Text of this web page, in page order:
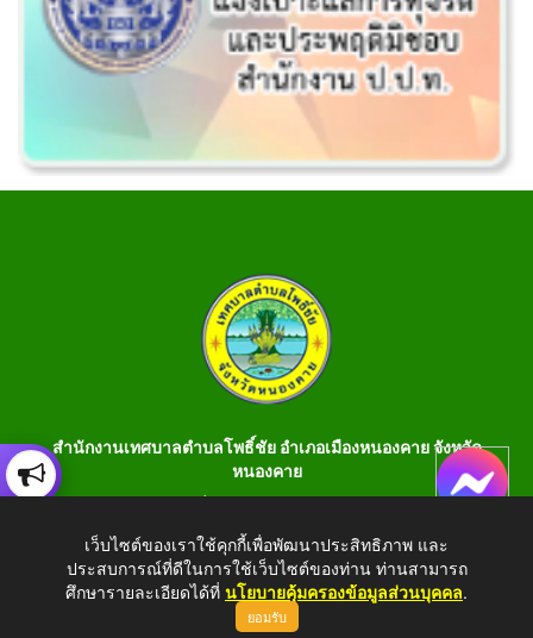
สำนักงานเทศบาลตำบลโพธิ์ชัย อำเภอเมืองหนองคาย จังหวัด
หนองคาย
990401 โทรสาร 042-990400
E-Saraban : saraban_05430106@dla.go.th
เว็บไซต์ของเราใช้คุกกี้เพื่อพัฒนาประสิทธิภาพ และ
ประสบการณ์ที่ดีในการใช้เว็บไซต์ของท่าน ท่านสามารถ
ศึกษารายละเอียดได้ที่ นโยบายคุ้มครองข้อมูลส่วนบุคคล.
ยอมรับ